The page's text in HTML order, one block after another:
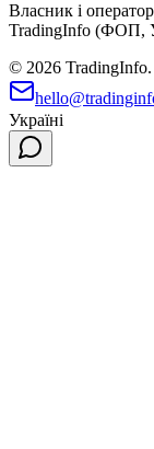
Власник і
TradingInfo (ФОП,
© 2026 TradingInfo.
Україні